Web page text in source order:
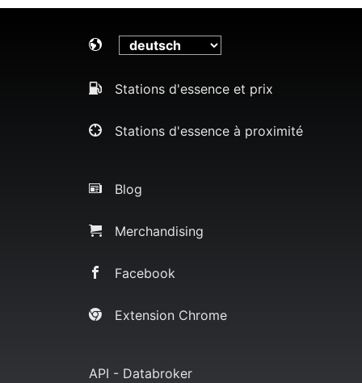
Stations d'essence et prix
Stations d'essence à proximité
Blog
Merchandising
Facebook
Extension Chrome
API - Databroker